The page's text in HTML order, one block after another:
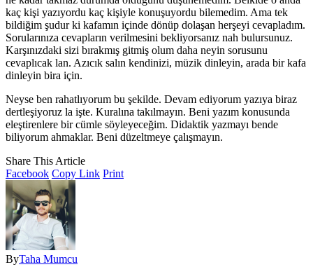
kaç kişi yazıyordu kaç kişiyle konuşuyordu bilemedim. Ama tek
bildiğim şudur ki kafamın içinde dönüp dolaşan herşeyi cevapladım.
Sorularınıza cevapların verilmesini bekliyorsanız nah bulursunuz.
Karşınızdaki sizi bırakmış gitmiş olum daha neyin sorusunu
cevaplıcak lan. Azıcık salın kendinizi, müzik dinleyin, arada bir kafa
dinleyin bira için.
Neyse ben rahatlıyorum bu şekilde. Devam ediyorum yazıya biraz
dertleşiyoruz la işte. Kuralına takılmayın. Beni yazım konusunda
eleştirenlere bir cümle söyleyeceğim. Didaktik yazmayı bende
biliyorum ahmaklar. Beni düzeltmeye çalışmayın.
Share This Article
Facebook Copy Link Print
ByTaha Mumcu